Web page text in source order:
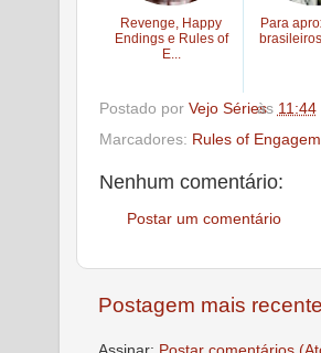
Revenge, Happy
Endings e Rules of
E...
Para
Postado por Vejo Sériesàs 11:44
Marcadores: Rules of
Nenhum comentário:
Postar um comentário
Postagem mais recente